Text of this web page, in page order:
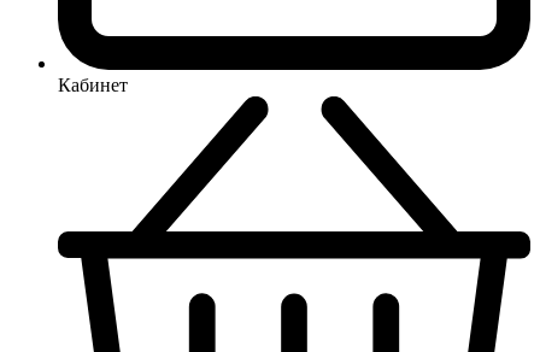
Кабинет